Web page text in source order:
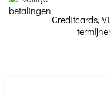
Creditcards,